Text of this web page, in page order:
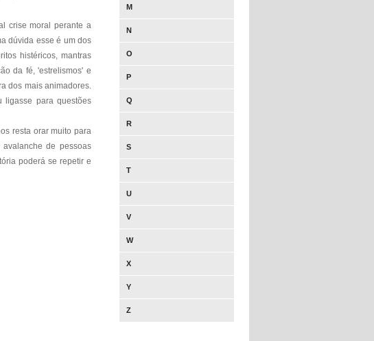
crise moral perante a
dúvida esse é um dos
histéricos, mantras
da fé, 'estrelismos' e
dos mais animadores.
ligasse para questões
resta orar muito para
de pessoas
poderá se repetir e
M
N
O
P
Q
R
S
T
U
V
W
X
Y
Z